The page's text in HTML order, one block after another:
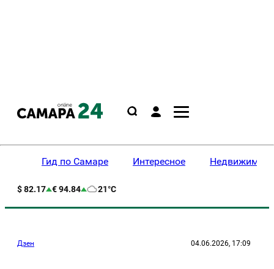
Гид по Самаре Интересное
$ 82.17 € 94.84 21°C
Дзен 04.06.2026, 17:09